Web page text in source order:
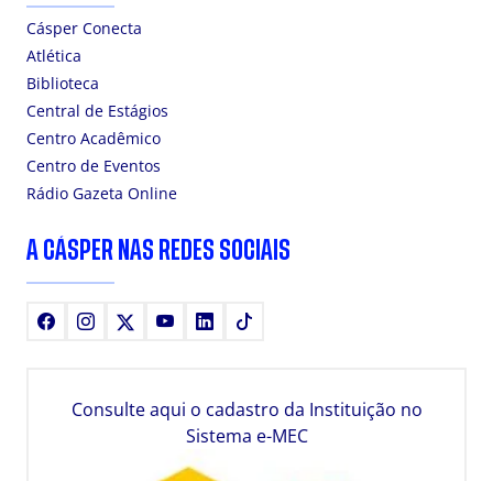
Cásper Conecta
Atlética
Biblioteca
Central de Estágios
Centro Acadêmico
Centro de Eventos
Rádio Gazeta Online
A CÁSPER NAS REDES SOCIAIS
FacebookInstagram YoutubeLinkedIn
Consulte aqui o cadastro da Instituição no
Sistema e-MEC